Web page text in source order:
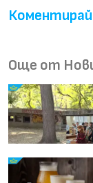
Коментирай
Още от